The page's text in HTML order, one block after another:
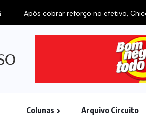
Após cobrar reforço no efetivo,
Colunas Arquivo Circuito